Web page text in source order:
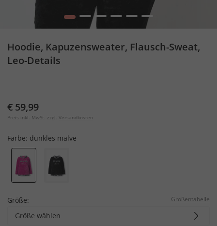
1 2 3 4 5 6
Hoodie, Kapuzensweater, Flausch-Sweat,
Leo-Details
€ 59,99
Preis inkl. MwSt. zzgl. Versandkosten
Farbe: dunkles malve
Größe: Größentabelle
Größe wählen